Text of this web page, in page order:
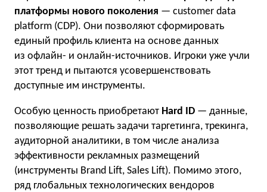
платформы нового поколения — customer data
platform (CDP). Они позволяют сформировать
единый профиль клиента на основе данных
из офлайн- и онлайн-источников. Игроки уже учли
этот тренд и пытаются усовершенствовать
доступные им инструменты.
Особую ценность приобретают Hard ID — данные,
позволяющие решать задачи таргетинга, трекинга,
аудиторной аналитики, в том числе анализа
эффективности рекламных размещений
(инструменты Brand Lift, Sales Lift). Помимо этого,
ряд глобальных технологических вендоров